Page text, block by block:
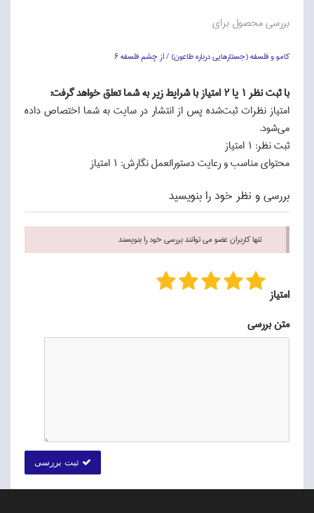
بررسی محصول برای
كامو و فلسفه (جستارهايي درباره طاعون) / از چشم فلسفه 6
با ثبت نظر 1 یا 2 امتياز با شرايط زير به شما تعلق خواهد گرفت:
امتياز نظرات ثبت‌شده پس از انتشار در سايت به شما اختصاص داده
مي‌شود.
ثبت نظر: 1 امتياز
محتواي مناسب و رعايت دستور‌العمل نگارش: 1 امتياز
بررسی و نظر خود را بنویسید
تنها کاربران عضو می توانند بررسی خود را بنویسند
امتیاز
متن بررسی